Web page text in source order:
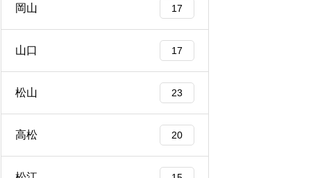
岡山 17
山口 17
松山 23
高松 20